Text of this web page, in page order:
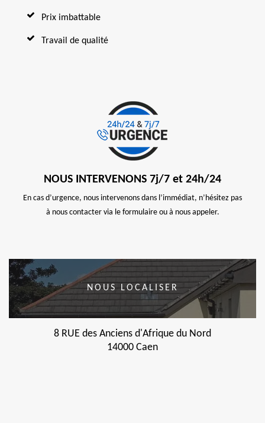
Prix imbattable
Travail de qualité
NOUS INTERVENONS 7j/7 et 24h/24
En cas d’urgence, nous intervenons dans l’immédiat, n’hésitez pas
à nous contacter via le formulaire ou à nous appeler.
NOUS LOCALISER
8 RUE des Anciens d'Afrique du Nord
14000 Caen